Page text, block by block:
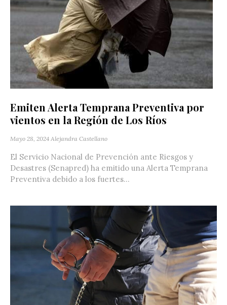
Emiten Alerta Temprana Preventiva por
vientos en la Región de Los Ríos
Mayo 28, 2024 Alejandra Castellano
El Servicio Nacional de Prevención ante Riesgos y
Desastres (Senapred) ha emitido una Alerta Temprana
Preventiva debido a los fuertes...